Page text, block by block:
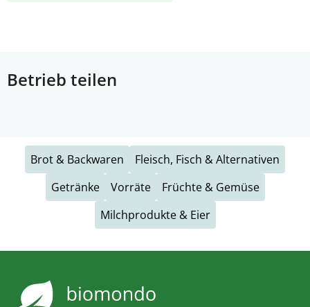
Betrieb teilen
Brot & Backwaren
Fleisch, Fisch & Alternativen
Getränke
Vorräte
Früchte & Gemüse
Milchprodukte & Eier